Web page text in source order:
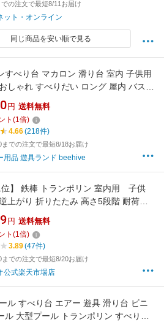
の注文で最短8/11お届け
ット・オンライン
同じ商品を安い順で見る
すべり台 マカロン 滑り台 室内 子供用
しゃれ すべりだい ロング 屋内 バスケ
ル付き 室内用 室内遊具 キッズ 子供 幼
プレゼント お祝 おもちゃ収納 クリス
ゼント
円 送料無料
ト (1倍)
4.66(218件)
までの注文で最短8/18お届け
用品 遊具ランド beehive
位】 鉄棒 トランポリン 室内用 子供
上がり 折りたたみ 高さ5段階 耐荷重
遊具 スポーツトイ 運動 さかあがり練
る！鉄棒&トランポリン ネビオ
円 送料無料
ト (1倍)
3.89(47件)
までの注文で最短8/20お届け
公式楽天市場店
ル すべり台 エアー 遊具 滑り台 ビニ
ル 大型プール トランポリン すべり台